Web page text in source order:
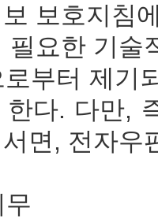
보호지침
필요한 기술
부터 제기
한다. 다만,
면, 전자우